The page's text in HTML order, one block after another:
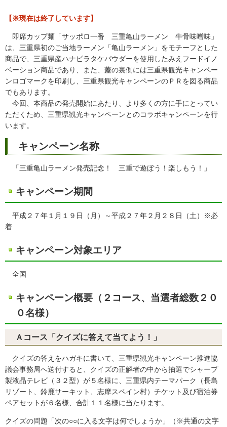
【※現在は終了しています】
即席カップ麺「サッポロ一番 三重亀山ラーメン 牛骨味噌味」
は、三重県初のご当地ラーメン「亀山ラーメン」をモチーフとした
商品で、三重県産ハナビラタケパウダーを使用したみえフードイノ
ベーション商品であり、また、蓋の裏側には三重県観光キャンペー
ンロゴマークを印刷し、三重県観光キャンペーンのＰＲを図る商品
でもあります。
今回、本商品の発売開始にあたり、より多くの方に手にとってい
ただくため、三重県観光キャンペーンとのコラボキャンペーンを行
います。
キャンペーン名称
「三重亀山ラーメン発売記念！ 三重で遊ぼう！楽しもう！」
キャンペーン期間
平成２７年１月１９日（月）～平成２７年２月２８日（土）※必
着
キャンペーン対象エリア
全国
キャンペーン概要（２コース、当選者総数２０
０名様）
Ａコース「クイズに答えて当てよう！」
クイズの答えをハガキに書いて、三重県観光キャンペーン推進協
議会事務局へ送付すると、クイズの正解者の中から抽選でシャープ
製液晶テレビ（３２型）が５名様に、三重県内テーマパーク（長島
リゾート、鈴鹿サーキット、志摩スペイン村）チケット及び宿泊券
ペアセットが６名様、合計１１名様に当たります。
クイズの問題「次の○○に入る文字は何でしょうか」（※共通の文字